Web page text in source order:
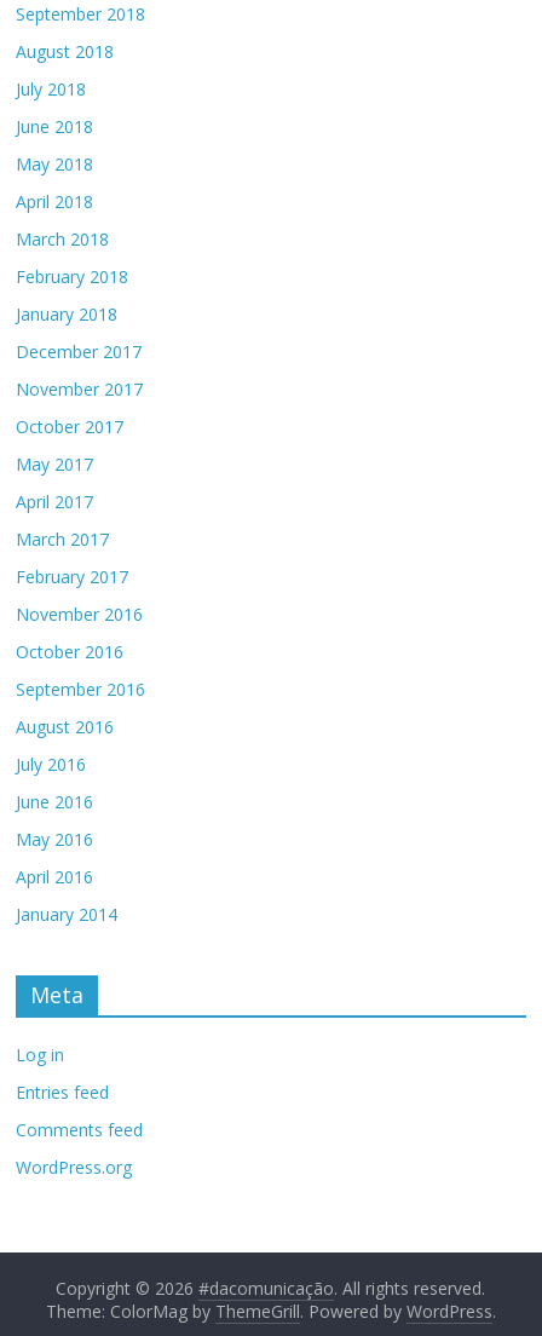
September 2018
August 2018
July 2018
June 2018
May 2018
April 2018
March 2018
February 2018
January 2018
December 2017
November 2017
October 2017
May 2017
April 2017
March 2017
February 2017
November 2016
October 2016
September 2016
August 2016
July 2016
June 2016
May 2016
April 2016
January 2014
Meta
Log in
Entries feed
Comments feed
WordPress.org
Copyright © 2026#dacomunicação. All rights reserved.
Theme: ColorMag by ThemeGrill. Powered by WordPress.